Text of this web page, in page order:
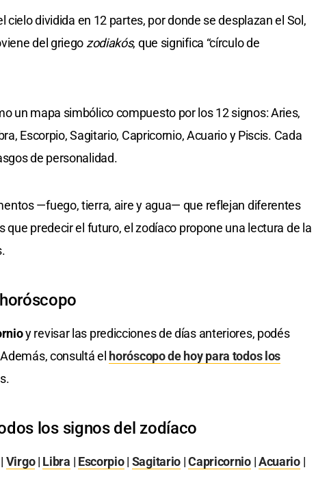
cielo dividida en 12 partes, por donde se desplazan el Sol,
del griegozodiakós, que significa “círculo de
un mapa simbólico compuesto por los 12 signos: Aries,
Escorpio, Sagitario, Capricornio, Acuario y Piscis. Cada
de personalidad.
—fuego, tierra, aire y agua— que reflejan diferentes
que predecir el futuro, el zodíaco propone una lectura de la
y revisar las predicciones de días anteriores, podés
consultá el horóscopo de hoy para todos los
los signos del zodíaco
Virgo| Libra | Escorpio| Sagitario |Capricornio|Acuario|